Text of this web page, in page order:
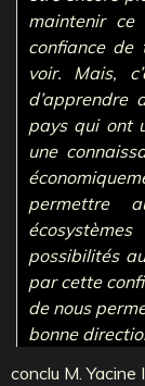
maintenir
confiance de
voir. Mais,
pays qui ont
une
permettre
possibilités
par cette
de nous
bonne
conclu M. Yacine